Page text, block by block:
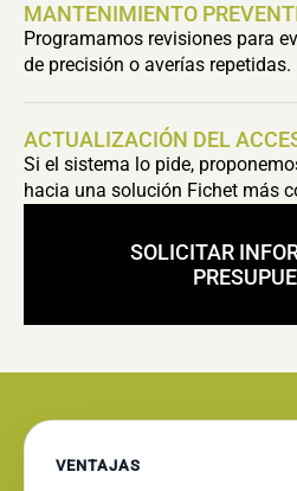
MANTENIMIENTO
Programamos revisiones para
de precisión o averías repetidas.
ACTUALIZACIÓN DEL
Si el sistema lo pide,
hacia una solución Fichet más
SOLICITAR
VENTAJAS